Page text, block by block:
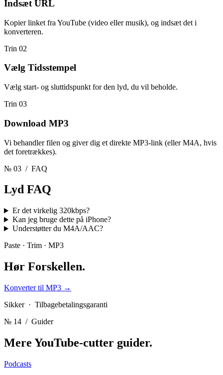
Indsæt URL
Kopier linket fra YouTube (video eller musik), og indsæt det i
konverteren.
Trin 02
Vælg Tidsstempel
Vælg start- og sluttidspunkt for den lyd, du vil beholde.
Trin 03
Download MP3
Vi behandler filen og giver dig et direkte MP3-link (eller M4A, hvis
det foretrækkes).
№ 03 / FAQ
Lyd FAQ
Er det virkelig 320kbps?
Kan jeg bruge dette på iPhone?
Understøtter du M4A/AAC?
Paste · Trim · MP3
Hør Forskellen.
Konverter til MP3 →
Sikker · Tilbagebetalingsgaranti
№ 14 / Guider
Mere YouTube-cutter guider.
Podcasts